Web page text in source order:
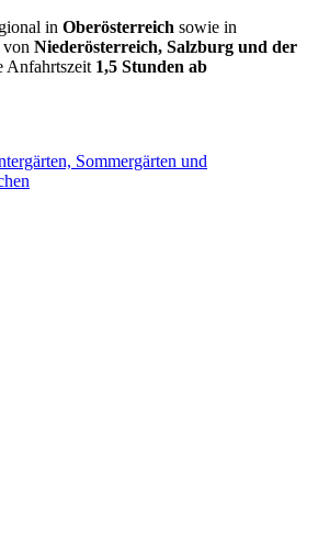
in Oberösterreich sowie in
von Niederösterreich, Salzburg und der
Anfahrtszeit 1,5 Stunden ab
Sommergärten und